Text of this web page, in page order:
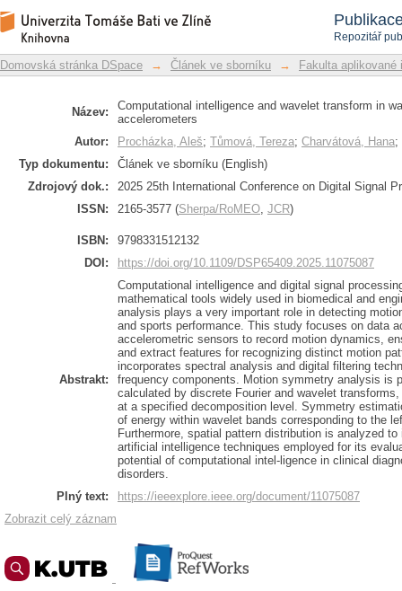
Repozitář
Computational intelligence and
accelerometers
Repozitář DSpace/Manakin
Domovská stránka DSpace → Článek ve sborníku → Fakulta aplikované
Název:
Computational intelligence and wavelet transform in
accelerometers
Autor:
Procházka, Aleš; Tůmová, Tereza; Charvátová, Hana;
Typ dokumentu:
Článek ve sborníku (English)
Zdrojový dok.:
2025 25th International Conference on Digital Signal
ISSN:
2165-3577 (Sherpa/RoMEO, JCR)
ISBN:
9798331512132
DOI:
https://doi.org/10.1109/DSP65409.2025.11075087
Abstrakt:
Computational intelligence and digital signal
mathematical tools widely used in biomedical and
analysis plays a very important role in detecting
and sports performance. This study focuses on data
accelerometric sensors to record motion dynamics,
and extract features for recognizing distinct motion
incorporates spectral analysis and digital filtering
frequency components. Motion symmetry analysis is
calculated by discrete Fourier and wavelet
at a specified decomposition level. Symmetry
of energy within wavelet bands corresponding to the
Furthermore, spatial pattern distribution is analyzed
artificial intelligence techniques employed for its
potential of computational intel-ligence in clinical
disorders.
Plný text:
https://ieeexplore.ieee.org/document/11075087
Zobrazit celý záznam